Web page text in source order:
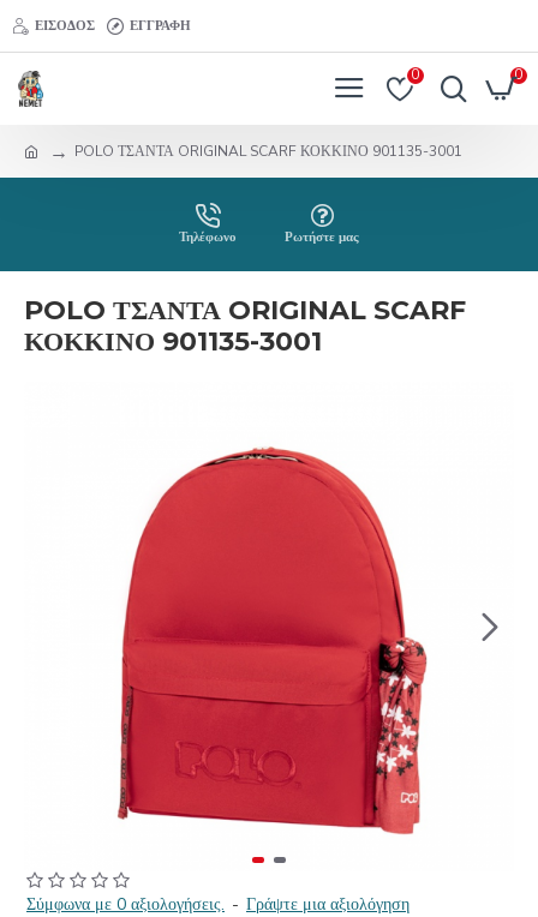
ΕΊΣΟΔΟΣ ΕΓΓΡΑΦΉ
0 0
POLO ΤΣΑΝΤΑ ORIGINAL SCARF ΚΟΚΚΙΝΟ 901135-3001
Τηλέφωνο Ρωτήστε μας
POLO ΤΣΑΝΤΑ ORIGINAL SCARF
ΚΟΚΚΙΝΟ 901135-3001
Σύμφωνα με 0 αξιολογήσεις. - Γράψτε μια αξιολόγηση